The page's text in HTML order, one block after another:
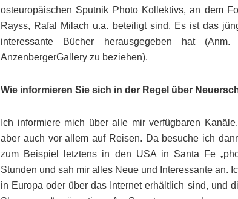
osteuropäischen Sputnik Photo Kollektivs, an dem
Rayss, Rafal Milach u.a. beteiligt sind. Es ist das
interessante Bücher herausgegeben hat
AnzenbergerGallery zu beziehen).
Wie informieren Sie sich in der Regel über
Ich informiere mich über alle mir verfügbaren
aber auch vor allem auf Reisen. Da besuche ich
zum Beispiel letztens in den USA in Santa Fe
Stunden und sah mir alles Neue und Interessante an.
in Europa oder über das Internet erhältlich sind, und